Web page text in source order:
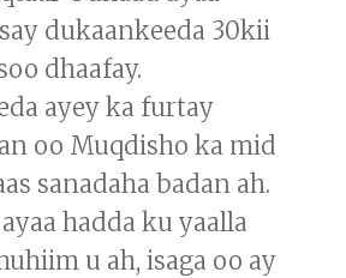
dukaankeeda 30kii
dhaafay.
ayey ka furtay
oo Muqdisho ka mid
sanadaha badan ah.
hadda ku yaalla
u ah, isaga oo ay